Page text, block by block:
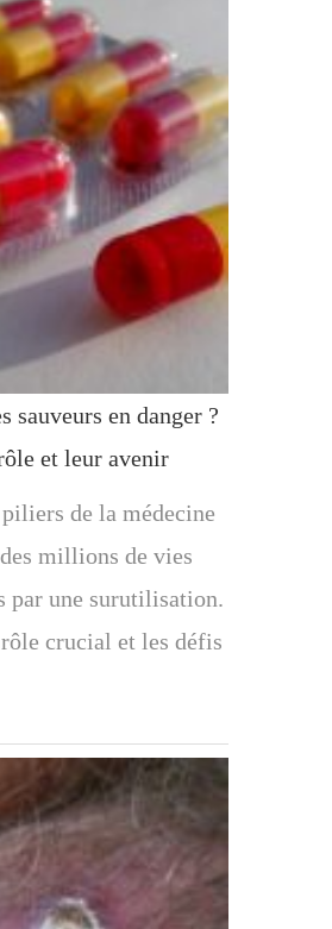
sauveurs en danger ?
et leur avenir
de la médecine
millions de vies
par une surutilisation.
crucial et les défis